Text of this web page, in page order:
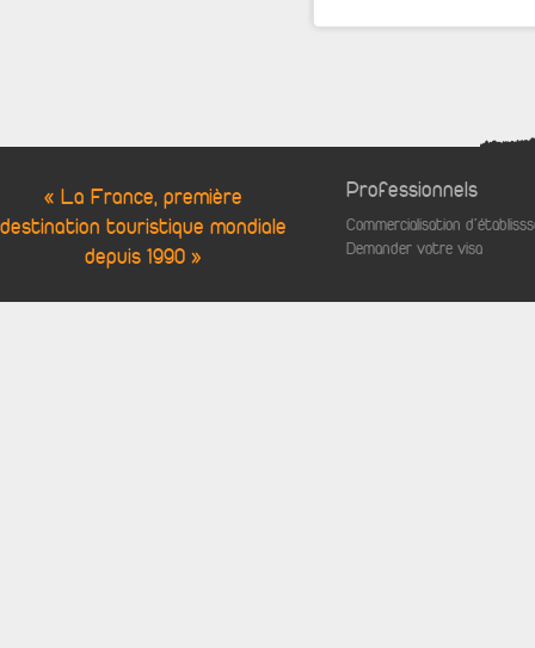
« La France, première
destination touristique mondiale
depuis 1990 »
Professionnels
Commercialisation
Demander votre visa